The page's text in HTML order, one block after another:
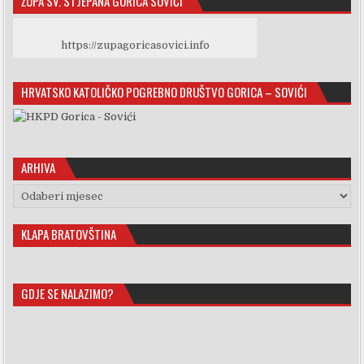
https://zupagoricasovici.info
HRVATSKO KATOLIČKO POGREBNO DRUŠTVO GORICA – SOVIĆI
ARHIVA
Arhiva
KLAPA BRATOVŠTINA
GDJE SE NALAZIMO?